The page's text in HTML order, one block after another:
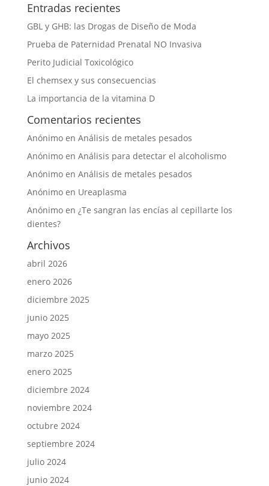
Entradas recientes
GBL y GHB: las Drogas de Diseño de Moda
Prueba de Paternidad Prenatal NO Invasiva
Perito Judicial Toxicológico
El chemsex y sus consecuencias
La importancia de la vitamina D
Comentarios recientes
Anónimoen Análisis de metales pesados
Anónimoen Análisis para detectar el alcoholismo
Anónimoen Análisis de metales pesados
Anónimoen Ureaplasma
Anónimoen ¿Te sangran las encías al cepillarte los
dientes?
Archivos
abril 2026
enero 2026
diciembre 2025
junio 2025
mayo 2025
marzo 2025
enero 2025
diciembre 2024
noviembre 2024
octubre 2024
septiembre 2024
julio 2024
junio 2024